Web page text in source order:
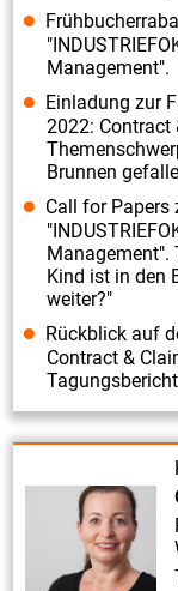
Management".
Einladung zur
2022: Contract
Brunnen
Call for Papers
Management".
Kind ist in den
weiter?"
Rückblick auf
Contract &
02./
2021:
Contract
&
Claim
Imagefilm
zur
&
2021:
Contract
&